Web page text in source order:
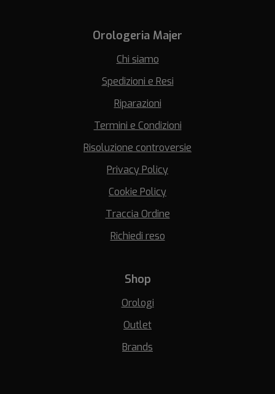
Orologeria Majer
Chi siamo
Spedizioni e Resi
Riparazioni
Termini e Condizioni
Risoluzione controversie
Privacy Policy
Cookie Policy
Traccia Ordine
Richiedi reso
Shop
Orologi
Outlet
Brands